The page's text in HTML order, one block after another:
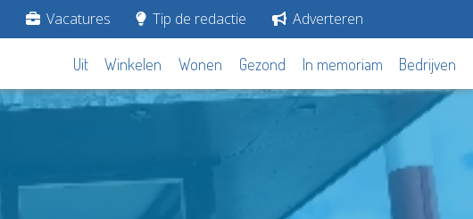
Vacatures Tip de redactie Adverteren
Uit Winkelen Wonen Gezond In memoriam Bedrijven